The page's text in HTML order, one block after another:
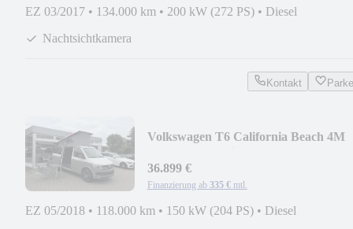
EZ 03/2017 • 134.000 km • 200 kW (272 PS) • Diesel
Nachtsichtkamera
Kontakt
Volkswagen T6 California Beach 4M
36.899 €
Finanzierung ab 335 € mtl.
EZ 05/2018 • 118.000 km • 150 kW (204 PS) • Diesel